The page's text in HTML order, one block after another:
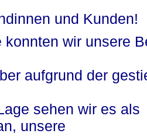
und Kunden!
konnten wir unsere
aufgrund der
sehen wir es als
unsere